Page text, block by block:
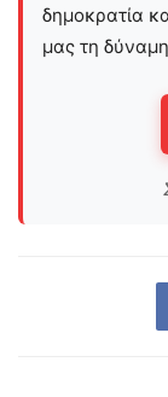
δημοκρατία
μας τη